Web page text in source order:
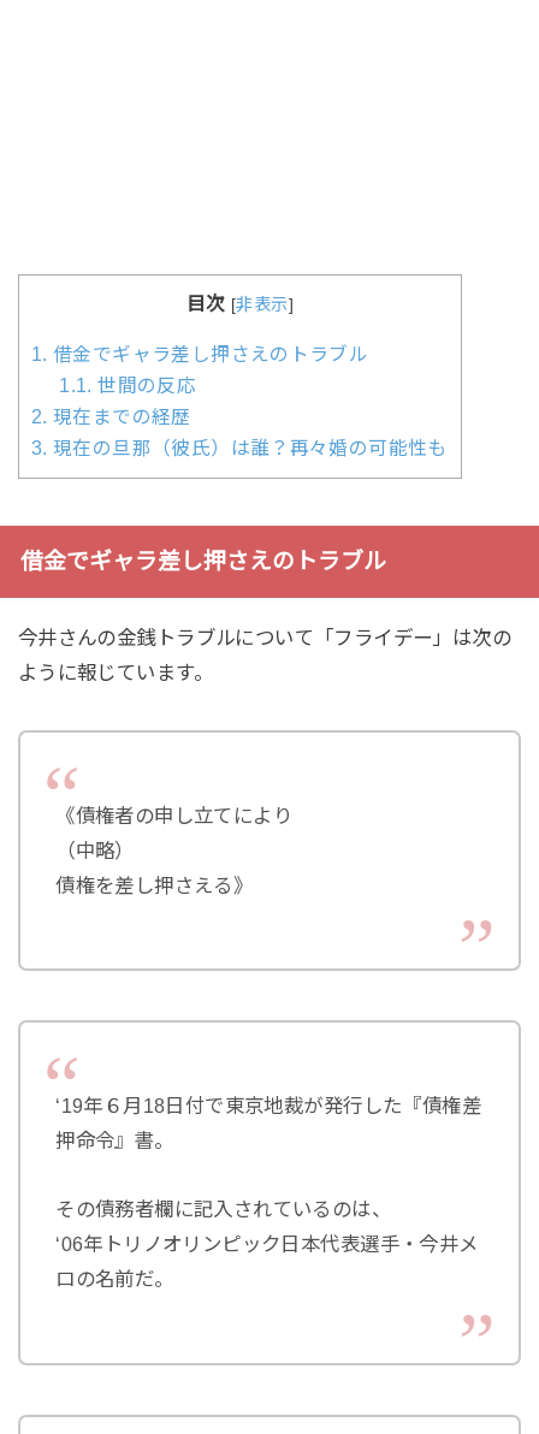
目次 [非表示]
1. 借金でギャラ差し押さえのトラブル
1.1. 世間の反応
2. 現在までの経歴
3. 現在の旦那（彼氏）は誰？再々婚の可能性も
借金でギャラ差し押さえのトラブル
今井さんの金銭トラブルについて「フライデー」は次の
ように報じています。
《債権者の申し立てにより
（中略）
債権を差し押さえる》
‘19年６月18日付で東京地裁が発行した『債権差
押命令』書。
その債務者欄に記入されているのは、
‘06年トリノオリンピック日本代表選手・今井メ
ロの名前だ。